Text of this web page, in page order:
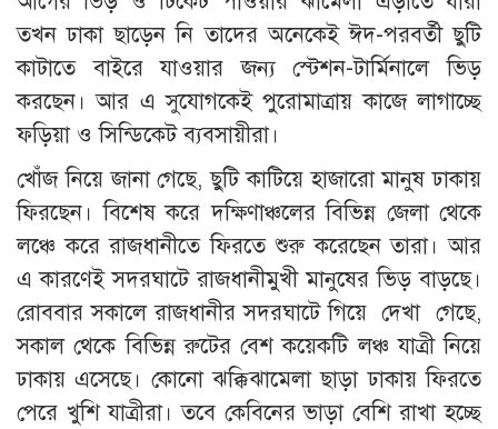
তখন ঢাকা ছাড়েন নি তাদের অনেকেই ঈদ-পরবর্তী ছুটি
কাটাতে বাইরে যাওয়ার জন্য স্টেশন-টার্মিনালে ভিড়
করছেন। আর এ সুযোগকেই পুরোমাত্রায় কাজে লাগাচ্ছে
ফড়িয়া ও সিন্ডিকেট ব্যবসায়ীরা।
খোঁজ নিয়ে জানা গেছে, ছুটি কাটিয়ে হাজারো মানুষ ঢাকায়
ফিরছেন। বিশেষ করে দক্ষিণাঞ্চলের বিভিন্ন জেলা থেকে
লঞ্চে করে রাজধানীতে ফিরতে শুরু করেছেন তারা। আর
এ কারণেই সদরঘাটে রাজধানীমুখী মানুষের ভিড় বাড়ছে।
রোববার সকালে রাজধানীর সদরঘাটে গিয়ে দেখা গেছে,
সকাল থেকে বিভিন্ন রুটের বেশ কয়েকটি লঞ্চ যাত্রী নিয়ে
ঢাকায় এসেছে। কোনো ঝক্কিঝামেলা ছাড়া ঢাকায় ফিরতে
পেরে খুশি যাত্রীরা। তবে কেবিনের ভাড়া বেশি রাখা হচ্ছে